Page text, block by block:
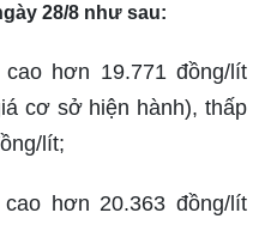
28/8 như sau:
hơn 19.771 đồng/lít
cơ sở hiện hành), thấp
lít;
hơn 20.363 đồng/lít